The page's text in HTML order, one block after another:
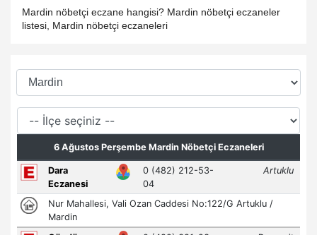
Mardin nöbetçi eczane hangisi? Mardin nöbetçi eczaneler
listesi, Mardin nöbetçi eczaneleri